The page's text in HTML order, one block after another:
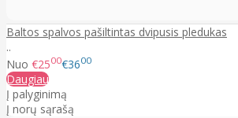
Baltos spalvos pašiltintas dvipusis pledukas
..
Nuo €2500€3600
Daugiau
Į palyginimą
Į norų sąrašą